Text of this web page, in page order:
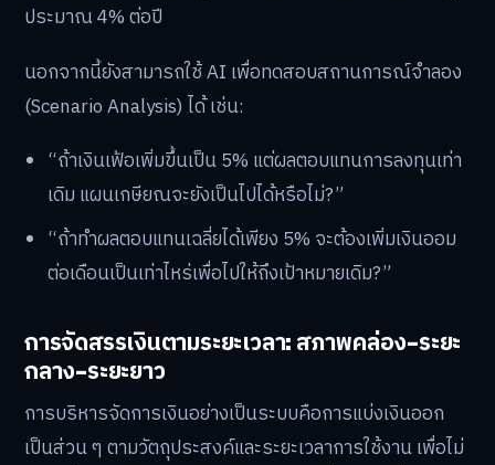
ประมาณ 4% ต่อปี
นอกจากนี้ยังสามารถใช้ AI เพื่อทดสอบสถานการณ์จำลอง
(Scenario Analysis) ได้ เช่น:
“ถ้าเงินเฟ้อเพิ่มขึ้นเป็น 5% แต่ผลตอบแทนการลงทุนเท่า
เดิม แผนเกษียณจะยังเป็นไปได้หรือไม่?”
“ถ้าทำผลตอบแทนเฉลี่ยได้เพียง 5% จะต้องเพิ่มเงินออม
ต่อเดือนเป็นเท่าไหร่เพื่อไปให้ถึงเป้าหมายเดิม?”
การจัดสรรเงินตามระยะเวลา: สภาพคล่อง-ระยะ
กลาง-ระยะยาว
การบริหารจัดการเงินอย่างเป็นระบบคือการแบ่งเงินออก
เป็นส่วน ๆ ตามวัตถุประสงค์และระยะเวลาการใช้งาน เพื่อไม่